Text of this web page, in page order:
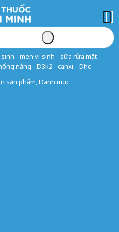
- men vi sinh - sữa rửa mặt -
nắng - D3k2 - canxi - Dhc
sản phẩm, Danh mục